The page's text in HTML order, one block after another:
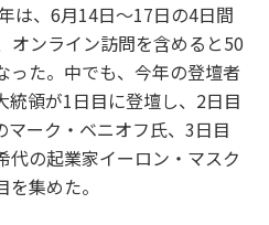
は、6月14日～17日の4日間
オンライン訪問を含めると50
った。中でも、今年の登壇者
統領が1日目に登壇し、2日目
マーク・ベニオフ氏、3日目
代の起業家イーロン・マスク
集めた。